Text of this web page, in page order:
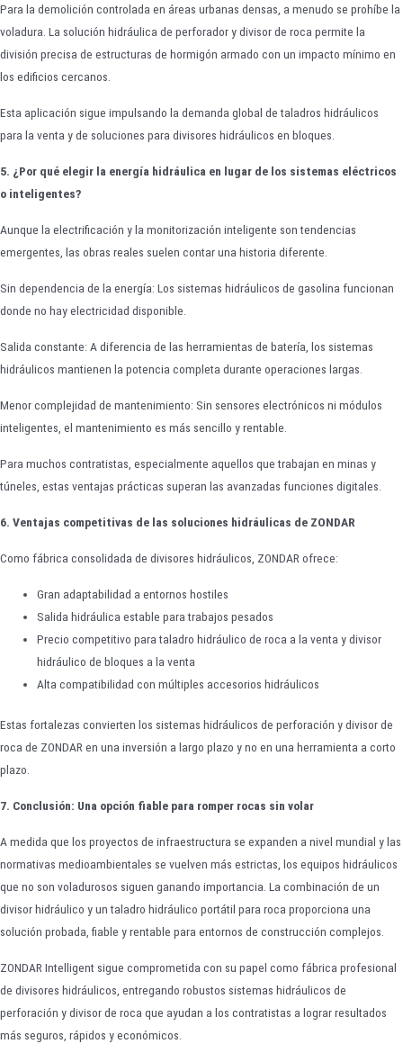
Para la demolición controlada en áreas urbanas densas, a menudo se prohíbe la
voladura. La solución hidráulica de perforador y divisor de roca permite la
división precisa de estructuras de hormigón armado con un impacto mínimo en
los edificios cercanos.
Esta aplicación sigue impulsando la demanda global de taladros hidráulicos
para la venta y de soluciones para divisores hidráulicos en bloques.
5. ¿Por qué elegir la energía hidráulica en lugar de los sistemas eléctricos
o inteligentes?
Aunque la electrificación y la monitorización inteligente son tendencias
emergentes, las obras reales suelen contar una historia diferente.
Sin dependencia de la energía: Los sistemas hidráulicos de gasolina funcionan
donde no hay electricidad disponible.
Salida constante: A diferencia de las herramientas de batería, los sistemas
hidráulicos mantienen la potencia completa durante operaciones largas.
Menor complejidad de mantenimiento: Sin sensores electrónicos ni módulos
inteligentes, el mantenimiento es más sencillo y rentable.
Para muchos contratistas, especialmente aquellos que trabajan en minas y
túneles, estas ventajas prácticas superan las avanzadas funciones digitales.
6. Ventajas competitivas de las soluciones hidráulicas de ZONDAR
Como fábrica consolidada de divisores hidráulicos, ZONDAR ofrece:
Gran adaptabilidad a entornos hostiles
Salida hidráulica estable para trabajos pesados
Precio competitivo para taladro hidráulico de roca a la venta y divisor
hidráulico de bloques a la venta
Alta compatibilidad con múltiples accesorios hidráulicos
Estas fortalezas convierten los sistemas hidráulicos de perforación y divisor de
roca de ZONDAR en una inversión a largo plazo y no en una herramienta a corto
plazo.
7. Conclusión: Una opción fiable para romper rocas sin volar
A medida que los proyectos de infraestructura se expanden a nivel mundial y las
normativas medioambientales se vuelven más estrictas, los equipos hidráulicos
que no son voladurosos siguen ganando importancia. La combinación de un
divisor hidráulico y un taladro hidráulico portátil para roca proporciona una
solución probada, fiable y rentable para entornos de construcción complejos.
ZONDAR Intelligent sigue comprometida con su papel como fábrica profesional
de divisores hidráulicos, entregando robustos sistemas hidráulicos de
perforación y divisor de roca que ayudan a los contratistas a lograr resultados
más seguros, rápidos y económicos.